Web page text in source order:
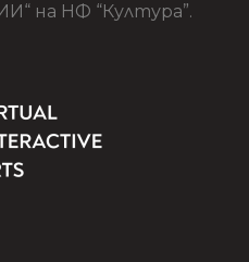
на НФ “Култура”.